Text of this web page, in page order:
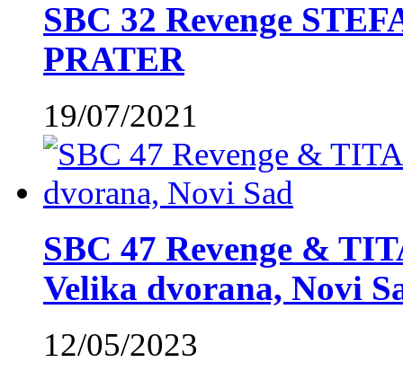
SBC 32 Revenge
PRATER
19/07/2021
SBC 47 Revenge &
Velika dvorana, Novi
12/05/2023